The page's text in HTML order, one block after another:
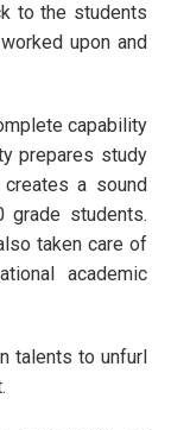
to the students
upon and
capability
prepares study
a sound
grade students.
taken care of
academic
talents to unfurl